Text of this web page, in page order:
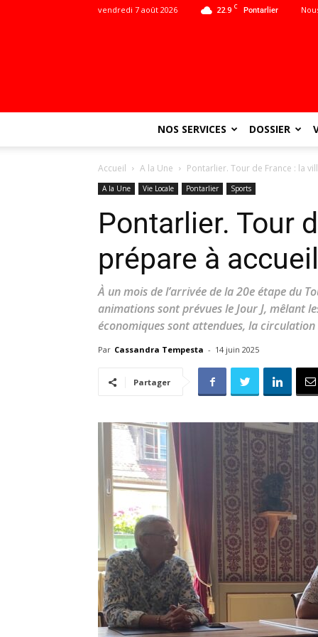
22.9 C Pontarlier
vendredi 7 août 2026
NOS SERVICES DOSSIER
Accueil A la Une Pontarlier. Tour de France : la
A la Une Vie Locale Pontarlier Sports
Pontarlier. Tour
prépare à
À un mois de l’arrivée de la 20e étape du
animations sont prévues le Jour J, mêlant
économiques sont attendues, la
Par Cassandra Tempesta - 14 juin 2025
Partager